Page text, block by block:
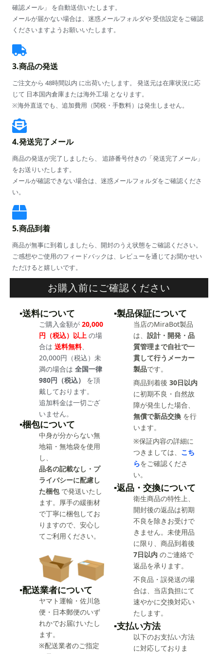
確認メール」 を自動送信いたします。
メールが届かない場合は、迷惑メールフォルダや 受信設定をご確認
くださいますようお願いいたします。
3.商品の発送
ご注文から 48時間以内 に出荷いたします。 発送元は在庫状況に応
じて 日本国内倉庫または海外工場 となります。
※海外直送でも、追加費用（関税・手数料）は発生しません。
4.発送完了メール
商品の発送が完了しましたら、 追跡番号付きの「発送完了メール」
をお送りいたします。
メールが確認できない場合は、迷惑メールフォルダをご確認くださ
い。
5.商品到着
商品が無事に到着しましたら、開封のうえ状態をご確認ください。
ご感想やご使用のフィードバックは、レビューを通じてお聞かせい
ただけると嬉しいです。
お購入前にご確認ください
▪️送料について
ご購入金額が 20,000
円（税込）以上 の場
合は 送料無料、
20,000円（税込）未
満の場合は 全国一律
980円（税込）
を頂
戴しております。
追加料金は一切ござ
いません。
▪️梱包について
中身が分からない無
地箱・無地袋を使用
し、
品名の記載なし・プ
ライバシーに配慮し
た梱包で発送いたし
ます。厚手の緩衝材
で丁寧に梱包してお
りますので、安心し
てご利用ください。
▪️配送業者について
ヤマト運輸・佐川急
便・日本郵便のいず
れかでお届けいたし
ます。
※配送業者のご指定
▪️製品保証について
当店のMiraBot製品
は、 設計・開発・品
質管理まで自社で一
貫して行うメーカー
製品です。
商品到着後 30日以内
に初期不良・自然故
障が発生した場合、
無償で新品交換 を行
います。
※保証内容の詳細に
つきましては、 こち
らをご確認くださ
い。
▪️返品・交換について
衛生商品の特性上、
開封後の返品は初期
不良を除きお受けで
きません。未使用品
に限り、商品到着後
7日以内 のご連絡で
返品を承ります。
不良品・誤発送の場
合は、当店負担にて
速やかに交換対応い
たします。
▪️支払い方法
以下のお支払い方法
に対応しておりま